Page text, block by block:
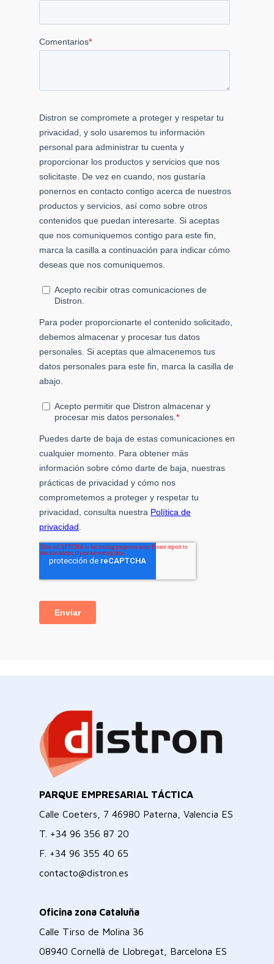
PARQUE EMPRESARIAL TÁCTICA
Calle Coeters, 7 46980 Paterna, Valencia ES
T. +34 96 356 87 20
F. +34 96 355 40 65
contacto@distron.es
Oficina zona Cataluña
Calle Tirso de Molina 36
08940 Cornellà de Llobregat, Barcelona ES